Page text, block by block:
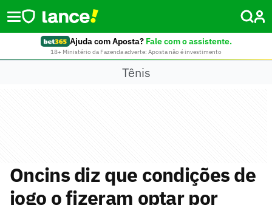
Ajuda com Aposta? Fale com o assistente.
18+ Ministério da Fazenda adverte: Aposta não é investimento
Tênis
Oncins diz que condições de
jogo o fizeram optar por